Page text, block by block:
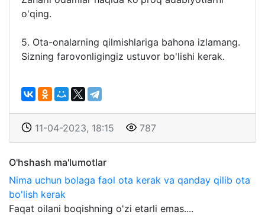
o'qing.
5. Ota-onalarning qilmishlariga bahona izlamang.
Sizning farovonligingiz ustuvor bo'lishi kerak.
11-04-2023, 18:15 787
O'hshash ma'lumotlar
Nima uchun bolaga faol ota kerak va qanday qilib ota
bo'lish kerak
Faqat oilani boqishning o'zi etarli emas....